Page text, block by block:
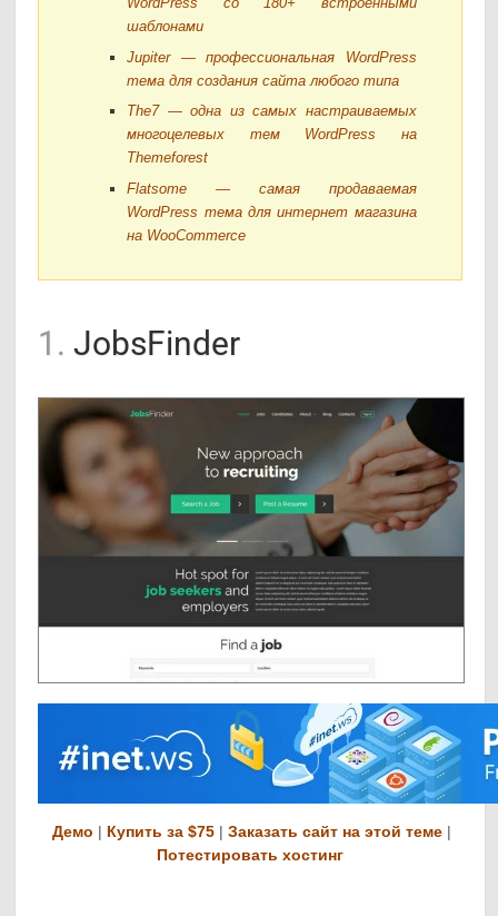
шаблонами
Jupiter — профессиональная WordPress
тема для создания сайта любого типа
The7 — одна из самых настраиваемых
многоцелевых тем WordPress на
Themeforest
Flatsome — самая продаваемая
WordPress тема для интернет магазина
на WooCommerce
1. JobsFinder
Демо | Купить за $75 |Заказать сайт на этой теме |
Потестировать хостинг